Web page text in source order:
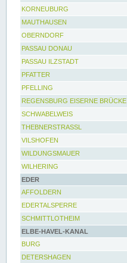
KORNEUBURG
MAUTHAUSEN
OBERNDORF
PASSAU DONAU
PASSAU ILZSTADT
PFATTER
PFELLING
REGENSBURG EISERNE BRÜCKE
SCHWABELWEIS
THEBNERSTRASSL
VILSHOFEN
WILDUNGSMAUER
WILHERING
EDER
AFFOLDERN
EDERTALSPERRE
SCHMITTLOTHEIM
ELBE-HAVEL-KANAL
BURG
DETERSHAGEN